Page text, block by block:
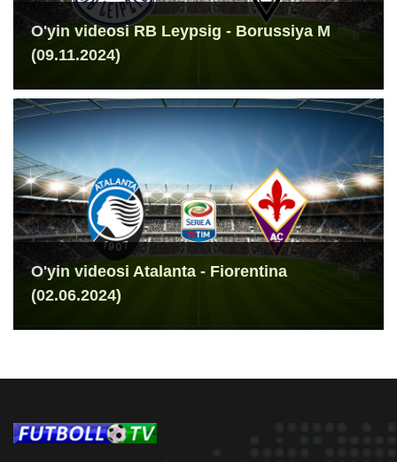
O'yin videosi RB Leypsig - Borussiya M
(09.11.2024)
O'yin videosi Atalanta - Fiorentina
(02.06.2024)